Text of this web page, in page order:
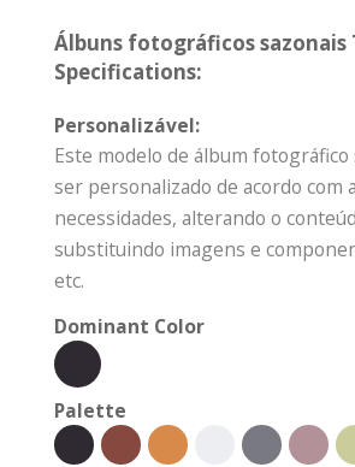
Álbuns fotográficos sazonais
Specifications:
Personalizável:
Este modelo de álbum fotográfico
ser personalizado de acordo com
necessidades, alterando o
substituindo imagens e
etc.
Dominant Color
Palette